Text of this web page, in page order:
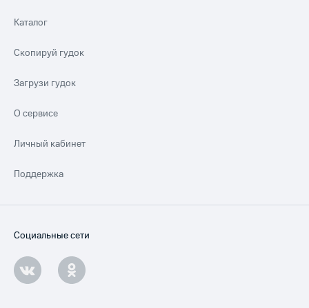
Каталог
Скопируй гудок
Загрузи гудок
О сервисе
Личный кабинет
Поддержка
Социальные сети